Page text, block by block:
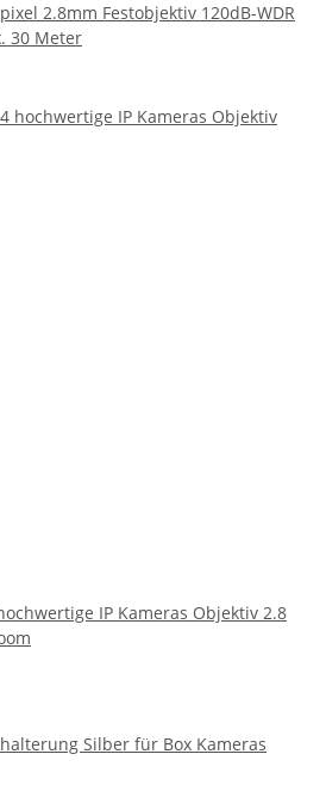
2.8mm Festobjektiv 120dB-WDR
30 Meter
IP Kameras Objektiv 2.8